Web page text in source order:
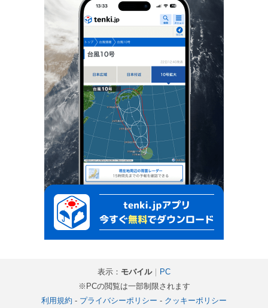
表示： モバイル｜
PC
※PCの閲覧は一部制限されます
利用規約 - プライバシーポリシー - クッキーポリシー